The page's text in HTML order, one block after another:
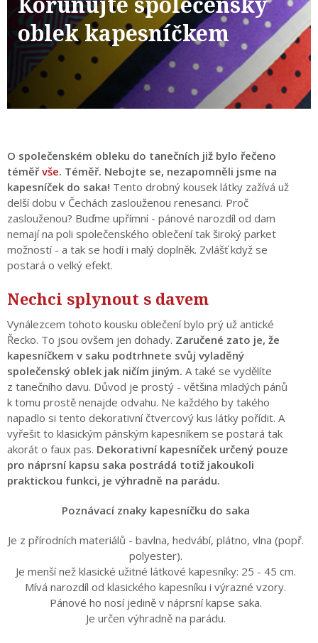
oblek kapesníčkem
O společenském obleku do tanečních již bylo řečeno
téměřvše. Téměř. Nebojte se, nezapomněli jsme na
kapesníček do saka! Tento drobný kousek látky zažívá už
delší dobu v Čechách zaslouženou renesanci. Proč
zaslouženou? Buďme upřímní - pánové narozdíl od dam
nemají na poli společenského oblečení tak široký parket
možností - a tak se hodí i malý doplněk. Zvlášť když se
postará o velký efekt.
Nechci splynout s davem
Vynálezcem tohoto kousku oblečení bylo prý už antické
Řecko. To jsou ovšem jen dohady. Zaručené zato je, že
kapesníčkem v saku podtrhnete svůj vyladěný
společenský oblek jak ničím jiným. A také se vydělíte
z tanečního davu. Důvod je prostý - většina mladých pánů
k tomu prostě nenajde odvahu. Ne každého by takého
napadlo si tento dekorativní čtvercový kus látky pořídit. A
vyřešit to klasickým pánským kapesníkem se postará tak
akorát o faux pas. Dekorativní kapesníček určený pouze
pro náprsní kapsu saka postrádá totiž jakoukoli
praktickou funkci, je výhradně na parádu.
Poznávací znaky kapesníčku do saka
Je z přírodních materiálů - bavlna, hedvábí, plátno, vlna (popř.
polyester).
Je menší než klasické užitné látkové kapesníky: 25 - 45 cm.
Mívá narozdíl od klasického kapesníku i výrazné vzory.
Pánové ho nosí jedině v náprsní kapse saka.
Je určen výhradně na parádu.